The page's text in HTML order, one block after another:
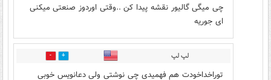
چی میگی گالیور نقشه پیدا کن ..وقتی اوردوز صنعتی میکنی
ای جوریه
لپ لپ 2
توراخداخودت هم فهمیدی چی نوشتی ولی دعانویس خوبی